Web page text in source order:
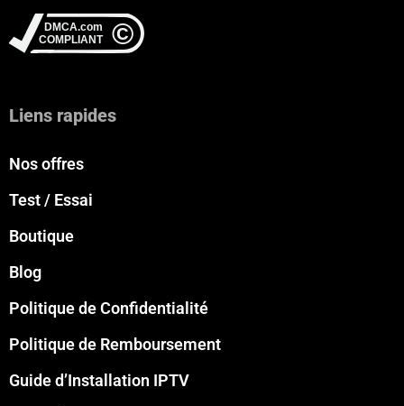
Liens rapides
Nos offres
Test / Essai
Boutique
Blog
Politique de Confidentialité
Politique de Remboursement
Guide d’Installation IPTV